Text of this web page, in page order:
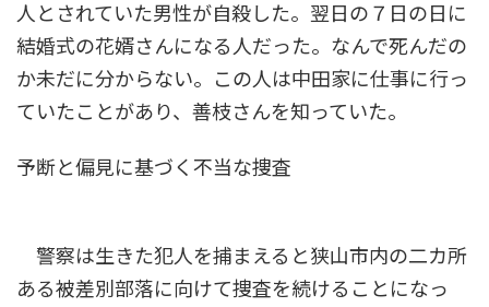
人とされていた男性が自殺した。翌日の７日の日に
結婚式の花婿さんになる人だった。なんで死んだの
か未だに分からない。この人は中田家に仕事に行っ
ていたことがあり、善枝さんを知っていた。
予断と偏見に基づく不当な捜査
警察は生きた犯人を捕まえると狭山市内の二カ所
ある被差別部落に向けて捜査を続けることになっ